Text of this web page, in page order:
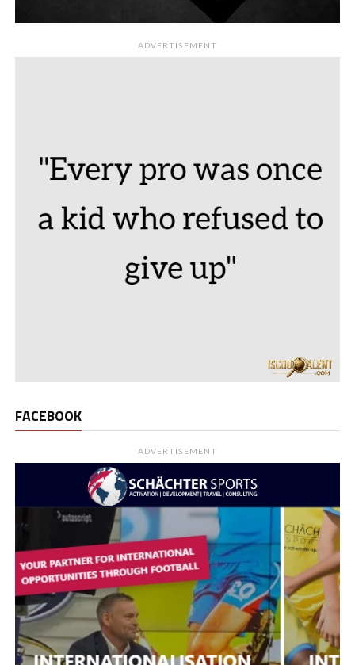
ADVERTISEMENT
FACEBOOK
ADVERTISEMENT